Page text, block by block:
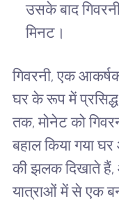
उसके बाद
मिनट।
गिवरनी, एक
घर के रूप में
तक, मोनेट को
बहाल किया गया
की झलक दिखाते
यात्राओं में से एक